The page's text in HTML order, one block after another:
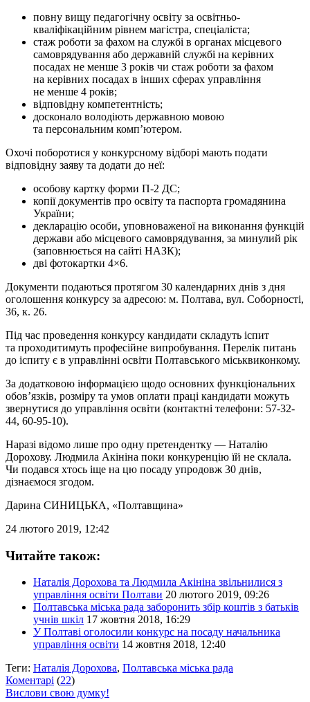
повну вищу педагогічну освіту за освітньо-
кваліфікаційним рівнем магістра, спеціаліста;
стаж роботи за фахом на службі в органах місцевого
самоврядування або державній службі на керівних
посадах не менше 3 років чи стаж роботи за фахом
на керівних посадах в інших сферах управління
не менше 4 років;
відповідну компетентність;
досконало володіють державною мовою
та персональним комп’ютером.
Охочі поборотися у конкурсному відборі мають подати
відповідну заяву та додати до неї:
особову картку форми П-2 ДС;
копії документів про освіту та паспорта громадянина
України;
декларацію особи, уповноваженої на виконання функцій
держави або місцевого самоврядування, за минулий рік
(заповнюється на сайті НАЗК);
дві фотокартки 4×6.
Документи подаються протягом 30 календарних днів з дня
оголошення конкурсу за адресою: м. Полтава, вул. Соборності,
36, к. 26.
Під час проведення конкурсу кандидати складуть іспит
та проходитимуть професійне випробування. Перелік питань
до іспиту є в управлінні освіти Полтавського міськвиконкому.
За додатковою інформацією щодо основних функціональних
обов’язків, розміру та умов оплати праці кандидати можуть
звернутися до управління освіти (контактні телефони: 57-32-
44, 60-95-10).
Наразі відомо лише про одну претендентку — Наталію
Дорохову. Людмила Акініна поки конкуренцію їй не склала.
Чи подався хтось іще на цю посаду упродовж 30 днів,
дізнаємося згодом.
Дарина СИНИЦЬКА, «Полтавщина»
24 лютого 2019, 12:42
Читайте також:
Наталія Дорохова та Людмила Акініна звільнилися з
управління освіти Полтави 20 лютого 2019, 09:26
Полтавська міська рада заборонить збір коштів з батьків
учнів шкіл 17 жовтня 2018, 16:29
У Полтаві оголосили конкурс на посаду начальника
управління освіти 14 жовтня 2018, 12:40
Теги: Наталія Дорохова, Полтавська міська рада
Коментарі (22)
Вислови свою думку!